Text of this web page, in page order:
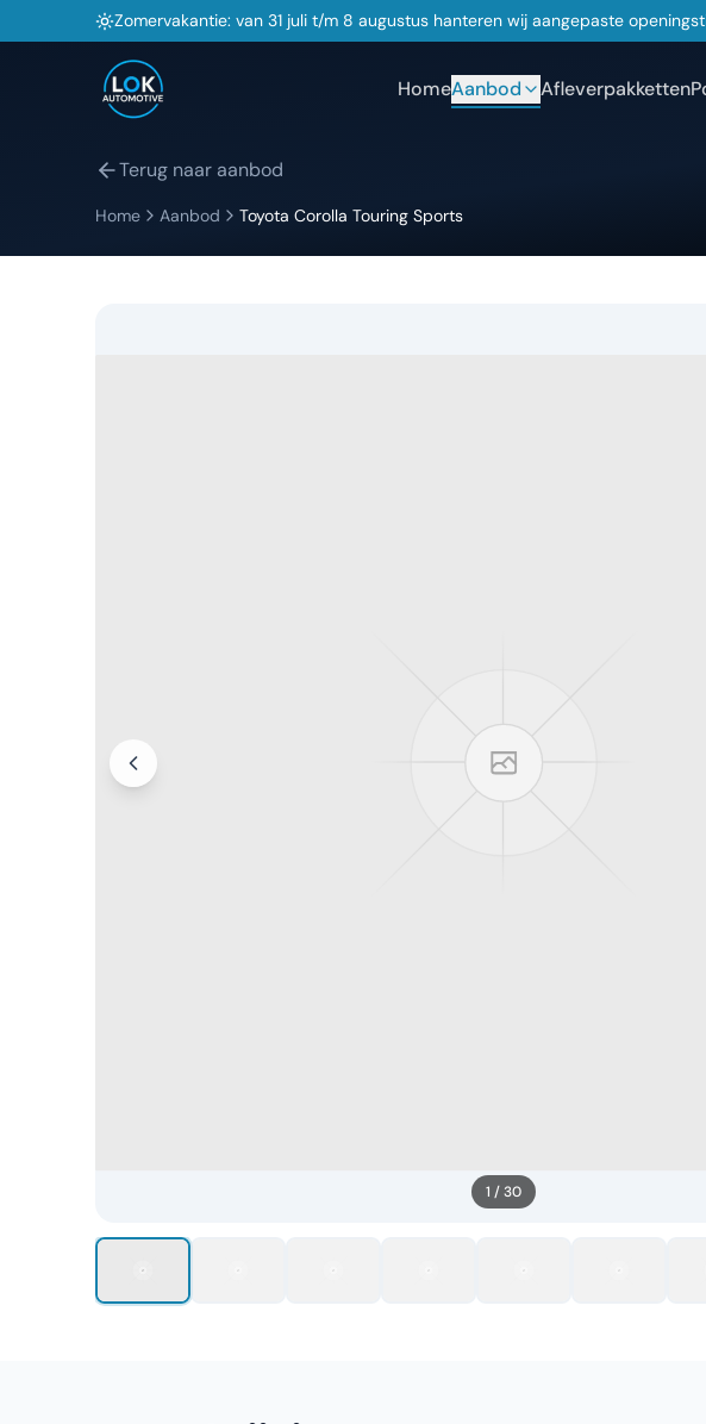
Zomervakantie: van 31 juli t/m 8 augustus hanteren wij aangepaste
HomeAanbod Afleverpakketten
Terug naar aanbod
Home Aanbod Toyota Corolla Touring Sports
1 /30